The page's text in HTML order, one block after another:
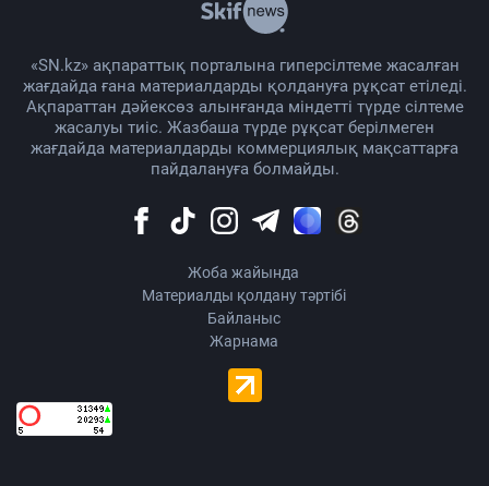
«SN.kz» ақпараттық порталына гиперсілтеме жасалған
жағдайда ғана материалдарды қолдануға рұқсат етіледі.
Ақпараттан дәйексөз алынғанда міндетті түрде сілтеме
жасалуы тиіс. Жазбаша түрде рұқсат берілмеген
жағдайда материалдарды коммерциялық мақсаттарға
пайдалануға болмайды.
Жоба жайында
Материалды қолдану тәртібі
Байланыс
Жарнама